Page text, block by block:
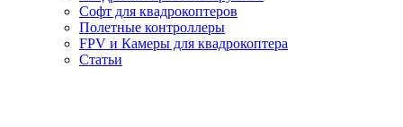
Софт для квадрокоптеров
Полетные контроллеры
FPV и Камеры для квадрокоптера
Статьи